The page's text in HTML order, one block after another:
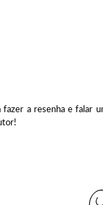
resenha e falar um